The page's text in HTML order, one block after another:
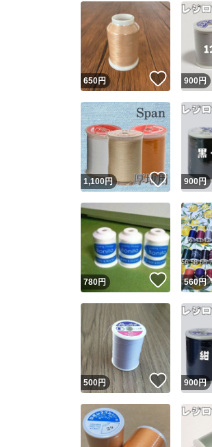
650円 いいね！
900円
1,100円 いいね！
900円
780円 いいね！
560円
500円 いいね！
900円